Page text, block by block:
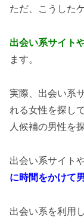
ただ、こうした
出会い系サイト
ます。
実際、出会い系
れる女性を探し
人候補の男性を
出会い系サイト
に時間をかけて
出会い系を利用